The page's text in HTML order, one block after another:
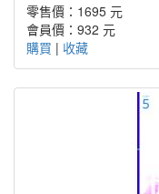
零售價：1695 元
會員價：932 元
購買 | 收藏